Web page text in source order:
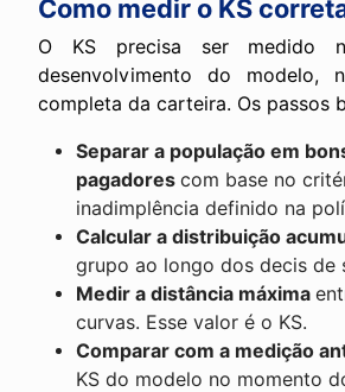
Como medir o KS
O KS precisa ser medido
desenvolvimento do modelo,
completa da carteira. Os passos
Separar a população em
pagadores com base no
inadimplência definido na
Calcular a distribuição
grupo ao longo dos decis de
Medir a distância máxima
curvas. Esse valor é o KS.
Comparar com a medição
KS do modelo no momento